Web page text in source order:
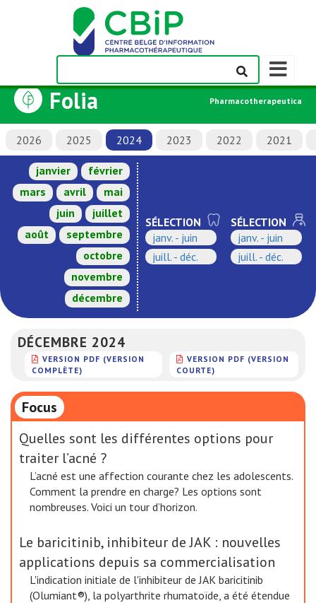
Afficher/
la
de
navigation
Folia Pharmacotherapeutica
2026 2025 2024 2023 2022 2021
janvier
février
mars
avril
mai
juin
juillet
août
septembre
octobre
novembre
décembre
SÉLECTION
janv. - juin
juill. - déc.
SÉLECTION
janv. - juin
juill. - déc.
DÉCEMBRE 2024
VERSION PDF (VERSION
COMPLÈTE)
VERSION PDF (VERSION
COURTE)
Focus
Quelles sont les différentes options pour
traiter l’acné ?
L’acné est une affection courante chez les adolescents.
Comment la prendre en charge? Les options sont
nombreuses. Voici un tour d’horizon.
Le baricitinib, inhibiteur de JAK : nouvelles
applications depuis sa commercialisation
L'indication initiale de l'inhibiteur de JAK baricitinib
(Olumiant®), la polyarthrite rhumatoïde, a été étendue